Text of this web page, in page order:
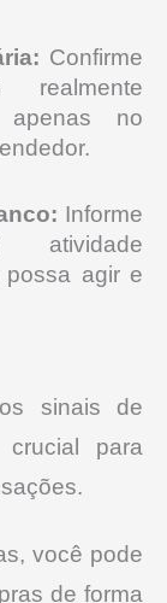
Confirme
apenas no
Informe
atividade
agir e
sinais de
para
você pode
de forma